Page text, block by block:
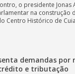
o presidente Jonas
na construção
Centro Histórico de
demandas por
e tributação